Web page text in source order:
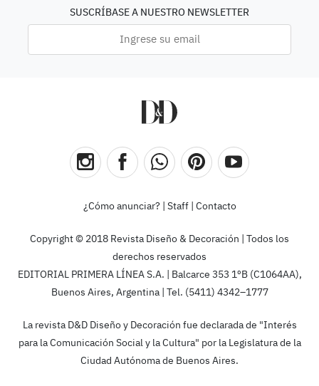
SUSCRÍBASE A NUESTRO NEWSLETTER
¿Cómo anunciar? Staff| Contacto
Copyright © 2018 Revista Diseño & Decoración | Todos los
derechos reservados
EDITORIAL PRIMERA LÍNEA S.A. | Balcarce 353 1ºB (C1064AA),
Buenos Aires, Argentina | Tel. (5411) 4342–1777
La revista D&D Diseño y Decoración fue declarada de "Interés
para la Comunicación Social y la Cultura" por la Legislatura de la
Ciudad Autónoma de Buenos Aires.